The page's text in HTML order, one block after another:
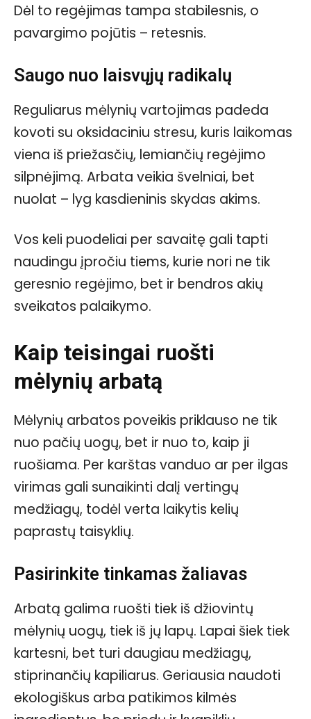
Dėl to regėjimas tampa stabilesnis, o
pavargimo pojūtis – retesnis.
Saugo nuo laisvųjų radikalų
Reguliarus mėlynių vartojimas padeda
kovoti su oksidaciniu stresu, kuris laikomas
viena iš priežasčių, lemiančių regėjimo
silpnėjimą. Arbata veikia švelniai, bet
nuolat – lyg kasdieninis skydas akims.
Vos keli puodeliai per savaitę gali tapti
naudingu įpročiu tiems, kurie nori ne tik
geresnio regėjimo, bet ir bendros akių
sveikatos palaikymo.
Kaip teisingai ruošti
mėlynių arbatą
Mėlynių arbatos poveikis priklauso ne tik
nuo pačių uogų, bet ir nuo to, kaip ji
ruošiama. Per karštas vanduo ar per ilgas
virimas gali sunaikinti dalį vertingų
medžiagų, todėl verta laikytis kelių
paprastų taisyklių.
Pasirinkite tinkamas žaliavas
Arbatą galima ruošti tiek iš džiovintų
mėlynių uogų, tiek iš jų lapų. Lapai šiek tiek
kartesni, bet turi daugiau medžiagų,
stiprinančių kapiliarus. Geriausia naudoti
ekologiškus arba patikimos kilmės